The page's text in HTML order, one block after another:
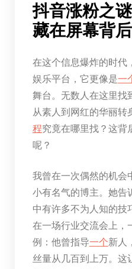
抖音涨粉之
藏在屏幕背
在这个信息爆炸的时代
娱乐平台，它更像是一
舞台。无数人在这里找
从素人到网红的华丽转
程究竟在哪里找？这背
呢？
我曾在一次偶然的机会
小有名气的博主。她告
中有许多不为人知的技
在一场行业交流会上，
例：他曾指导一个新人
丝量从几百到上万。这